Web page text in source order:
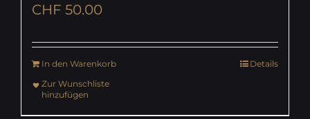
CHF 50.00
In den Warenkorb
Details
Zur Wunschliste
hinzufügen